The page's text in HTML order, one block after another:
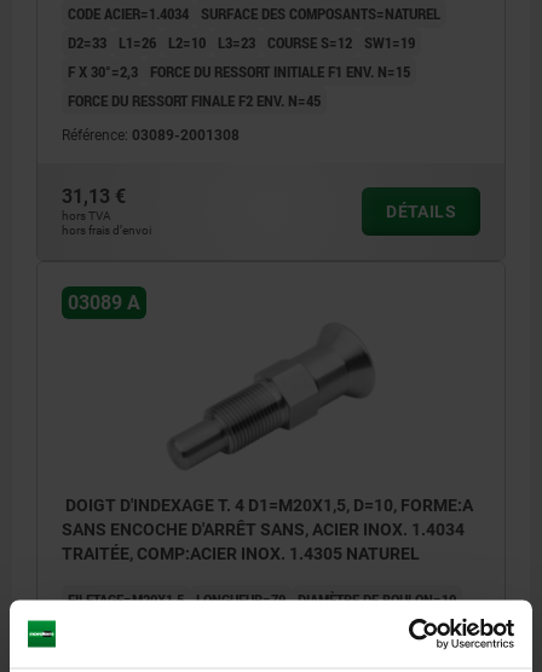
CODE ACIER=1.4034
SURFACE DES COMPOSANTS=NATUREL
D2=33
L1=26 L2=10 L3=23 COURSE S=12
SW1=19
F X 30°=2,3
FORCE DU RESSORT INITIALE F1 ENV. N=15
FORCE DU RESSORT FINALE F2 ENV. N=45
Référence: 03089-2001308
31,13 €
hors TVA
hors frais d’envoi
DÉTAILS
03089 A
DOIGT D'INDEXAGE T. 4 D1=M20X1,5, D=10, FORME:A
SANS ENCOCHE D'ARRÊT SANS, ACIER INOX. 1.4034
TRAITÉE, COMP:ACIER INOX. 1.4305 NATUREL
FILETAGE=M20X1,5 LONGUEUR=79 DIAMÈTRE DE BOULON=10
TYPE DE FORME=SANS ENCOCHE D’ARRÊT, SANS CONTRE-ÉCROU